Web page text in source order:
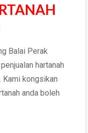
Balai Perak
hartanah
Kami kongsikan
anda boleh